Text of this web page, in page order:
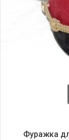
Фуражка